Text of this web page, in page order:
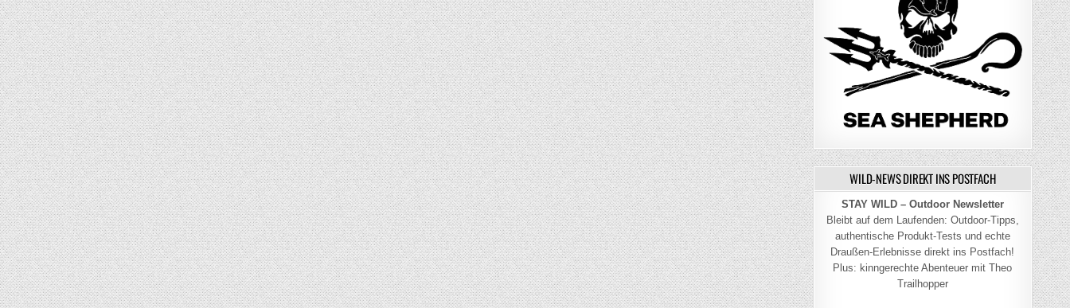
WILD-NEWS DIREKT INS POSTFACH
STAY WILD – Outdoor Newsletter
Bleibt auf dem Laufenden: Outdoor-Tipps,
authentische Produkt-Tests und echte
Draußen-Erlebnisse direkt ins Postfach!
Plus: kinngerechte Abenteuer mit Theo
Trailhopper